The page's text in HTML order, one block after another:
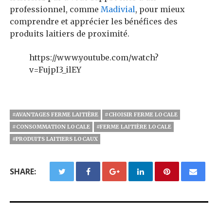
professionnel, comme Madivial, pour mieux
comprendre et apprécier les bénéfices des
produits laitiers de proximité.
https://www.youtube.com/watch?
v=FujpI3_ilEY
#AVANTAGES FERME LAITIÈRE
#CHOISIR FERME LOCALE
#CONSOMMATION LOCALE
#FERME LAITIÈRE LOCALE
#PRODUITS LAITIERS LOCAUX
SHARE: